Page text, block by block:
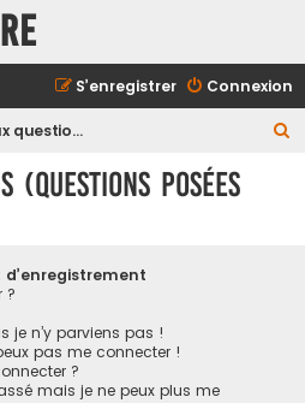
Connexion
S’enregistrer
Foire aux questions (Questions posées fréquemment)
(Questions posées
?
je n’y parviens pas !
pas me connecter !
?
mais je ne peux plus me